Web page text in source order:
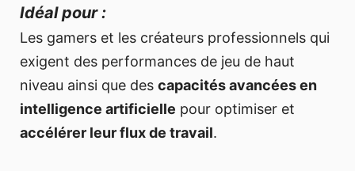
Idéal pour :
Les gamers et les créateurs professionnels qui
exigent des performances de jeu de haut
niveau ainsi que des capacités avancées en
intelligence artificielle pour optimiser et
accélérer leur flux de travail.